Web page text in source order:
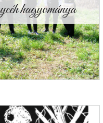
hagyománya